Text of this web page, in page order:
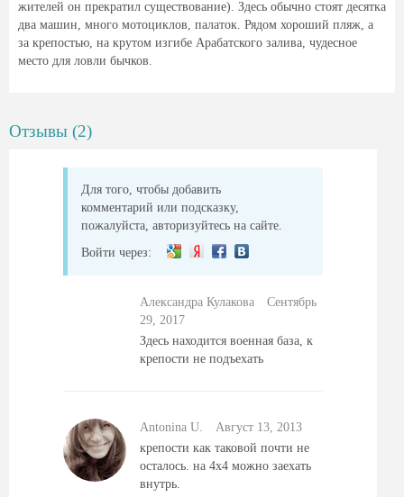
жителей он прекратил существование). Здесь обычно стоят десятка
два машин, много мотоциклов, палаток. Рядом хороший пляж, а
за крепостью, на крутом изгибе Арабатского залива, чудесное
место для ловли бычков.
Отзывы (2)
Для того, чтобы добавить
комментарий или подсказку,
пожалуйста, авторизуйтесь на сайте.
Войти через:
Александра Кулакова
Сентябрь
29, 2017
Здесь находится военная база, к
крепости не подъехать
Antonina U.
Август 13, 2013
крепости как таковой почти не
осталось. на 4х4 можно заехать
внутрь.